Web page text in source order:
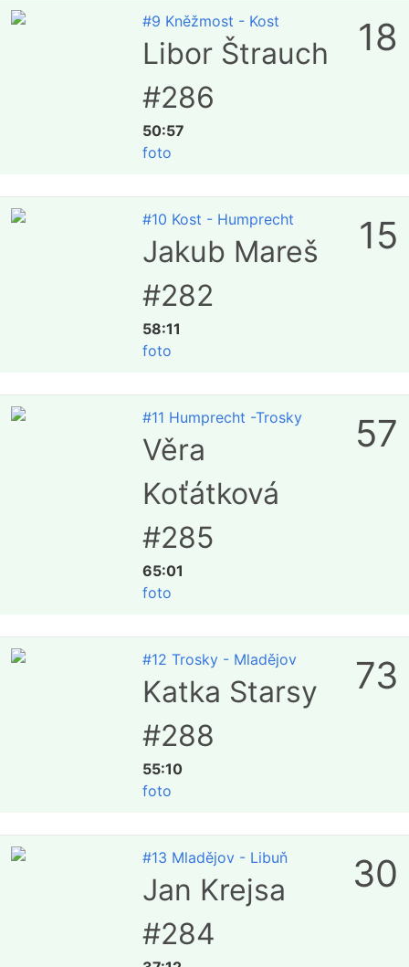
#9 Kněžmost - Kost
Libor Štrauch
#286
50:57
foto
18
#10 Kost - Humprecht
Jakub Mareš
#282
58:11
foto
15
#11 Humprecht -Trosky
Věra
Koťátková
#285
65:01
foto
57
#12 Trosky - Mladějov
Katka Starsy
#288
55:10
foto
73
#13 Mladějov - Libuň
Jan Krejsa
#284
30